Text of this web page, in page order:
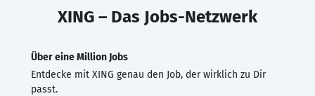
XING – Das Jobs-Netzwerk
Über eine Million Jobs
Entdecke mit XING genau den Job, der wirklich zu Dir
passt.